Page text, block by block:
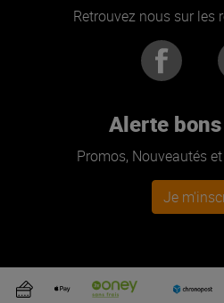
Retrouvez nous sur les
Alerte
Promos, Nouveautés
Je